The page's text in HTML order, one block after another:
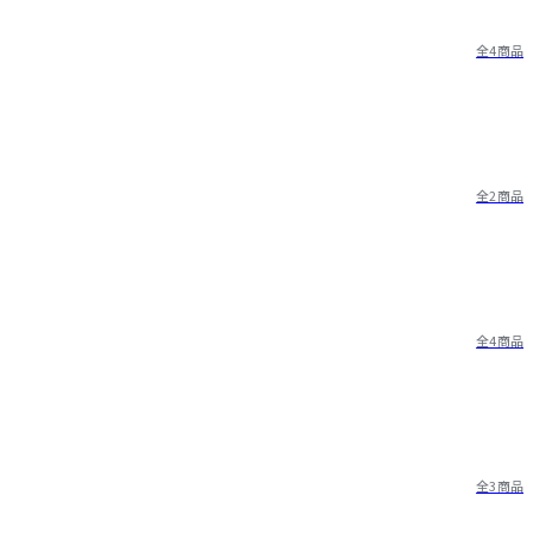
全4商品
全2商品
全4商品
全3商品